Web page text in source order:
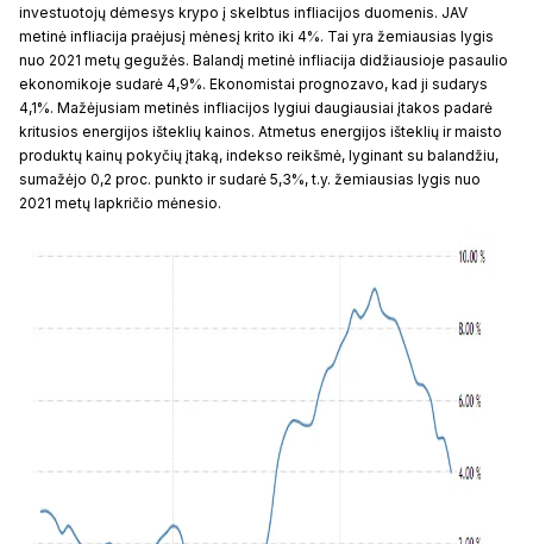
investuotojų dėmesys krypo į skelbtus infliacijos duomenis. JAV
metinė infliacija praėjusį mėnesį krito iki 4%. Tai yra žemiausias lygis
nuo 2021 metų gegužės. Balandį metinė infliacija didžiausioje pasaulio
ekonomikoje sudarė 4,9%. Ekonomistai prognozavo, kad ji sudarys
4,1%. Mažėjusiam metinės infliacijos lygiui daugiausiai įtakos padarė
kritusios energijos išteklių kainos. Atmetus energijos išteklių ir maisto
produktų kainų pokyčių įtaką, indekso reikšmė, lyginant su balandžiu,
sumažėjo 0,2 proc. punkto ir sudarė 5,3%, t.y. žemiausias lygis nuo
2021 metų lapkričio mėnesio.